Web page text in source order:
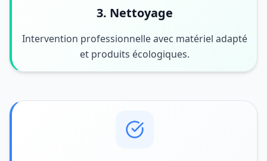
3. Nettoyage
Intervention professionnelle avec matériel adapté
et produits écologiques.